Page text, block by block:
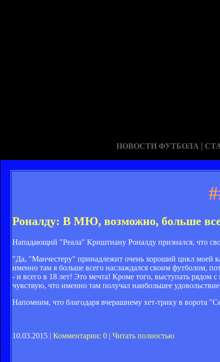
НОВОСТИ ФУТБОЛА |
Роналду: В МЮ, возможно, больше
Нападающий "Реала" Криштиану Роналду признался, что
"Да, "Манчестеру" принадлежит очень хороший цикл моей
именно там я больше всего наслаждался своим футболом,
- и всего в 18 лет! Это мечта! Кроме того, выступать рядом
чувствую, что именно там получал наибольшее
Напомним, что благодаря вчерашнему хет-трику в ворота
10.03.2015 | Комментарии: 0 | Читать полностью